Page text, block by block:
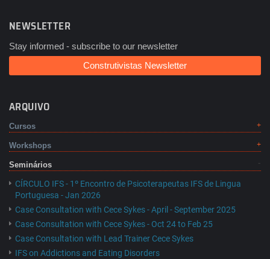
NEWSLETTER
Stay informed - subscribe to our newsletter
Construtivistas Newsletter
ARQUIVO
Cursos
Workshops
Seminários
CÍRCULO IFS - 1º Encontro de Psicoterapeutas IFS de Lingua
Portuguesa - Jan 2026
Case Consultation with Cece Sykes - April - September 2025
Case Consultation with Cece Sykes - Oct 24 to Feb 25
Case Consultation with Lead Trainer Cece Sykes
IFS on Addictions and Eating Disorders